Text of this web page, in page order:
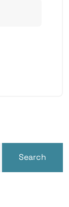
Search